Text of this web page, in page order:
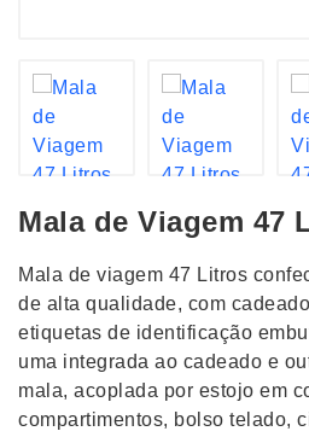
Mala de Viagem 47
Mala de viagem 47 Litros
de alta qualidade, com
etiquetas de identificação
uma integrada ao cadeado e
mala, acoplada por estojo em
compartimentos, bolso telado,